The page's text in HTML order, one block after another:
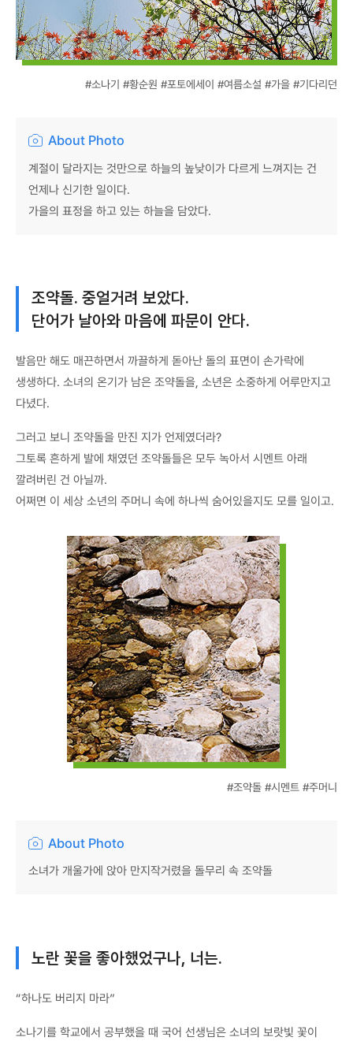
#소나기 #황순원 #포토에세이 #여름소설 #가을 #기다리던
About Photo
계절이 달라지는 것만으로 하늘의 높낮이가 다르게 느껴지는 건
언제나 신기한 일이다.
가을의 표정을 하고 있는 하늘을 담았다.
조약돌. 중얼거려 보았다.
단어가 날아와 마음에 파문이 안다.
발음만 해도 매끈하면서 까끌하게 돋아난 돌의 표면이 손가락에
생생하다. 소녀의 온기가 남은 조약돌을, 소년은 소중하게 어루만지고
다녔다.
그러고 보니 조약돌을 만진 지가 언제였더라?
그토록 흔하게 발에 채였던 조약돌들은 모두 녹아서 시멘트 아래
깔려버린 건 아닐까.
어쩌면 이 세상 소년의 주머니 속에 하나씩 숨어있을지도 모를 일이고.
#조약돌 #시멘트 #주머니
About Photo
소녀가 개울가에 앉아 만지작거렸을 돌무리 속 조약돌
노란 꽃을 좋아했었구나, 너는.
“하나도 버리지 마라”
소나기를 학교에서 공부했을 때 국어 선생님은 소녀의 보랏빛 꽃이